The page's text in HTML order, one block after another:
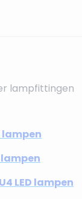
lampfittingen
lampen
lampen
LED lampen